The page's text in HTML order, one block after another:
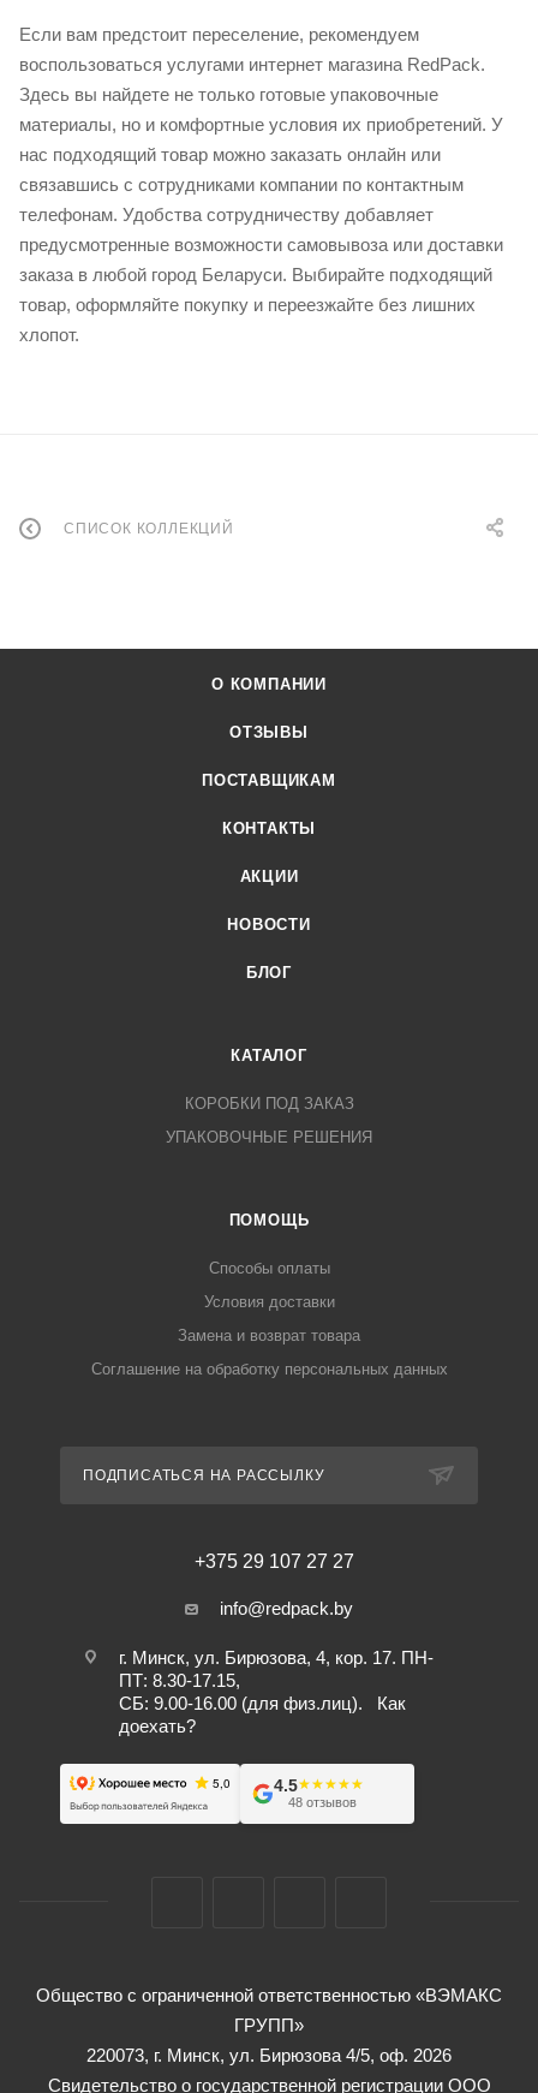
Если вам предстоит переселение, рекомендуем
воспользоваться услугами интернет магазина RedPack.
Здесь вы найдете не только готовые упаковочные
материалы, но и комфортные условия их приобретений. У
нас подходящий товар можно заказать онлайн или
связавшись с сотрудниками компании по контактным
телефонам. Удобства сотрудничеству добавляет
предусмотренные возможности самовывоза или доставки
заказа в любой город Беларуси. Выбирайте подходящий
товар, оформляйте покупку и переезжайте без лишних
хлопот.
СПИСОК КОЛЛЕКЦИЙ
О КОМПАНИИ
ОТЗЫВЫ
ПОСТАВЩИКАМ
КОНТАКТЫ
АКЦИИ
НОВОСТИ
БЛОГ
КАТАЛОГ
КОРОБКИ ПОД ЗАКАЗ
УПАКОВОЧНЫЕ РЕШЕНИЯ
ПОМОЩЬ
Способы оплаты
Условия доставки
Замена и возврат товара
Соглашение на обработку персональных данных
ПОДПИСАТЬСЯ НА РАССЫЛКУ
+375 29 107 27 27
info@redpack.by
г. Минск, ул. Бирюзова, 4, кор. 17. ПН-
ПТ: 8.30-17.15,
СБ: 9.00-16.00 (для физ.лиц). Как
доехать?
4.5★★★★★
★★★★★
48 отзывов
Общество с ограниченной ответственностью «ВЭМАКС
ГРУПП»
220073, г. Минск, ул. Бирюзова 4/5, оф. 2026
Свидетельство о государственной регистрации ООО